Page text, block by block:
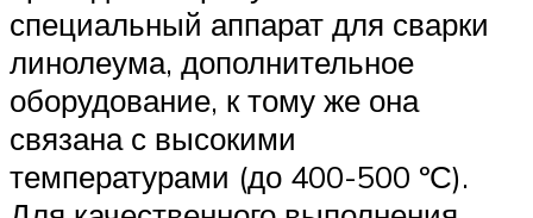
специальный аппарат для сварки
линолеума, дополнительное
оборудование, к тому же она
связана с высокими
температурами (до 400-500 ºС).